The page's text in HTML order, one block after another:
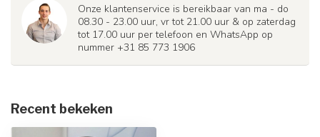
Onze klantenservice is bereikbaar van ma - do
08.30 - 23.00 uur, vr tot 21.00 uur & op zaterdag
tot 17.00 uur per telefoon en WhatsApp op
nummer +31 85 773 1906
Recent bekeken